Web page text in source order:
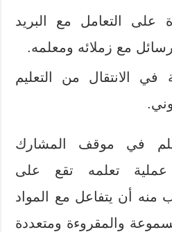
على التعامل مع البريد
مع زملائه ومعلمه.
في الانتقال من التعليم
في موقف المشارك
عملية تعلمه تقع على
منه أن يتفاعل مع المواد
والمقروءة ومتعددة